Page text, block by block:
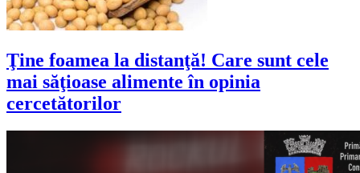
Ţine foamea la distanţă! Care sunt cele
mai săţioase alimente în opinia
cercetătorilor